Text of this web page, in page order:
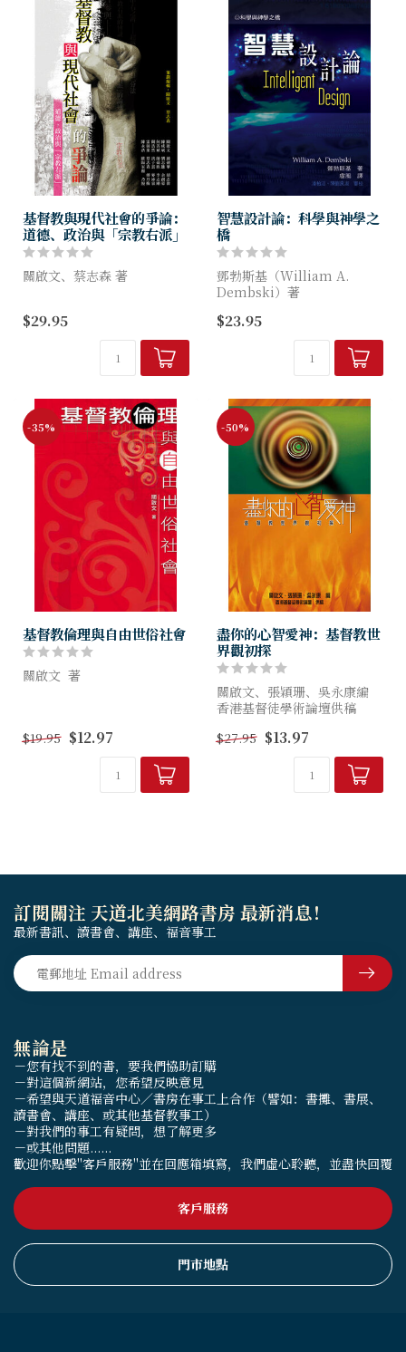
基督教與現代社會的爭論：
道德、政治與「宗教右派」
關啟文、蔡志森 著
派」？若有，究竟是哪些團
體？所謂「宗教右派」是否真
的如某些論述所說的，與政府
及建制有緊密的聯繫（政教勾
$29.95
智慧設計論：科學與神學之
橋
鄧勃斯基（William A.
Dembski）著
智慧設計論是研究智慧因素之
效應的科研綱領，它對達爾文
主義及其自然主義遺產的知性
思潮提出挑戰，並嘗試理解...
$23.95
-35%
基督教倫理與自由世俗社會
關啟文 著
有感到自由主義和基督教信仰
有甚麼嚴重衝突。然而隨著九
七的「危機」過去，加上國際
$19.95 $12.97
-50%
盡你的心智愛神：基督教世
界觀初探
關啟文、張穎珊、吳永康編
香港基督徒學術論壇供稿
本系列旨在建立「基督化心
智」，探討「基督教學術」的
理念：從反面說，就是從信仰
角度批判世俗文化；從正面
$27.95 $13.97
無論是
－您有找不到的書，要我們協助訂購
－對這個新網站，您希望反映意見
－希望與天道福音中心／書房在事工上合作（譬如：書攤、書展、
讀書會、講座、或其他基督教事工）
－對我們的事工有疑問，想了解更多
－或其他問題......
歡迎你點擊"客戶服務"並在回應箱填寫，我們虛心聆聽，並盡快回覆
客戶服務
門市地點
訂閱關注 天道北美網路書房 最新消息！
最新書訊、讀書會、講座、福音事工